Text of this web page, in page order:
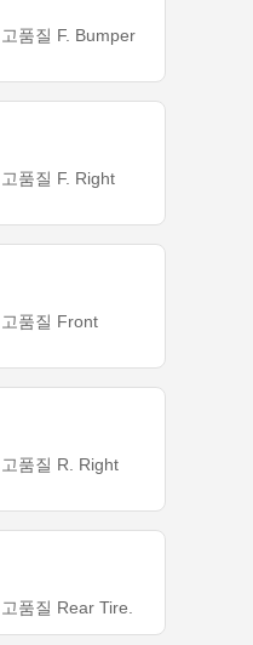
품질 F. Bumper
품질 F. Right
품질 Front
품질 R. Right
품질 Rear Tire.